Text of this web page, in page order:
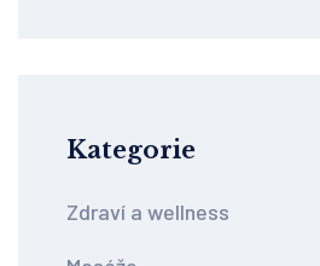
Kategorie
Zdraví a wellness